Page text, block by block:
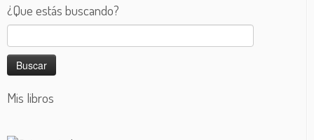
¿Que estás buscando?
Buscar:
Mis libros